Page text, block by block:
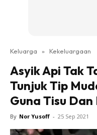
Keluarga » Kekeluargaan
Asyik Api Tak
Tunjuk Tip
Guna Tisu
By Nor Yusoff - 25 Sep 2021